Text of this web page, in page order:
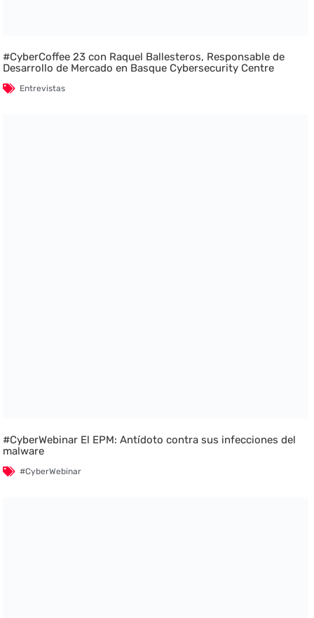
#CyberCoffee 23 con Raquel Ballesteros, Responsable de
Desarrollo de Mercado en Basque Cybersecurity Centre
Entrevistas
#CyberWebinar El EPM: Antídoto contra sus infecciones del
malware
#CyberWebinar